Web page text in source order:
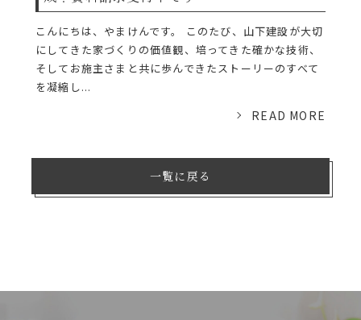
こんにちは、やまけんです。 このたび、山下建設が大切
にしてきた家づくりの価値観、培ってきた確かな技術、
そしてお施主さまと共に歩んできたストーリーのすべて
を凝縮し...
READ MORE
一覧に戻る